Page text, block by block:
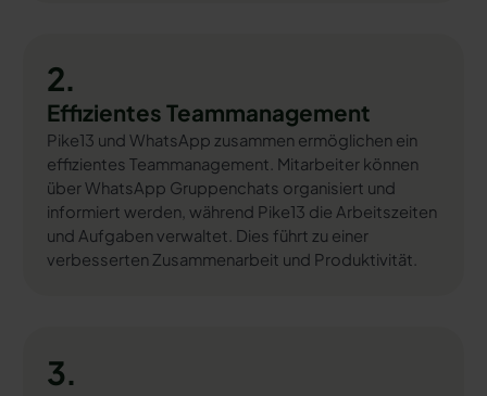
2.
Effizientes Teammanagement
Pike13 und WhatsApp zusammen ermöglichen ein
effizientes Teammanagement. Mitarbeiter können
über WhatsApp Gruppenchats organisiert und
informiert werden, während Pike13 die Arbeitszeiten
und Aufgaben verwaltet. Dies führt zu einer
verbesserten Zusammenarbeit und Produktivität.
3.